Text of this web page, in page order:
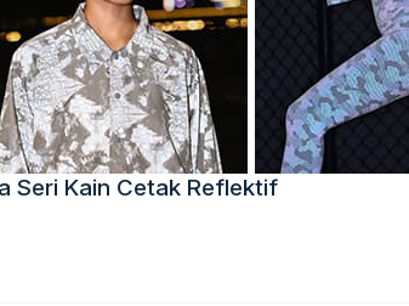
Seri Kain Cetak Reflektif